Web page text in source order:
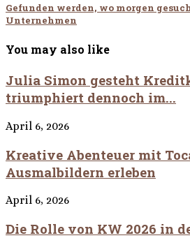
Gefunden werden, wo morgen
Unternehmen
You may also like
Julia Simon gesteht
triumphiert dennoch im...
April 6, 2026
Kreative Abenteuer mit
Ausmalbildern erleben
April 6, 2026
Die Rolle von KW 2026 in